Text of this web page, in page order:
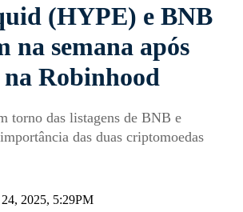
(HYPE) e BNB
na semana após
Robinhood
torno das listagens de BNB e
das duas criptomoedas
2025, 5:29PM